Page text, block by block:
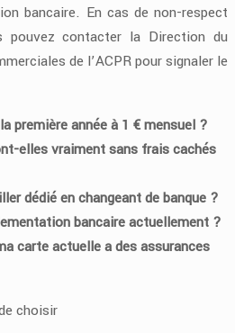
bancaire. En cas de non-respect
pouvez contacter la Direction du
de l’ACPR pour signaler le
première année à 1 € mensuel ?
elles vraiment sans frais cachés
dédié en changeant de banque ?
bancaire actuellement ?
carte actuelle a des assurances
choisir